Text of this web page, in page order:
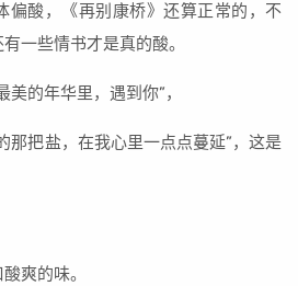
偏酸，《再别康桥》还算正常的，不
一些情书才是真的酸。
的年华里，遇到你”，
那把盐，在我心里一点点蔓延”，这是
爽的味。